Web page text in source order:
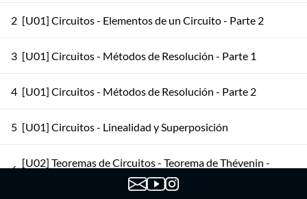
2 [U01] Circuitos - Elementos de un Circuito - Parte 2
3 [U01] Circuitos - Métodos de Resolución - Parte 1
4 [U01] Circuitos - Métodos de Resolución - Parte 2
5 [U01] Circuitos - Linealidad y Superposición
6 [U02] Teoremas de Circuitos - Teorema de Thévenin -